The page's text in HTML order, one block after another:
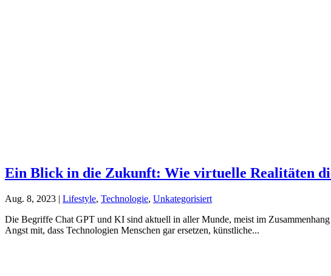
Ein Blick in die Zukunft: Wie virtuelle Realitäten
Aug. 8, 2023 | Lifestyle, Technologie, Unkategorisiert
Die Begriffe Chat GPT und KI sind aktuell in aller Munde, meist im
Angst mit, dass Technologien Menschen gar ersetzen, künstliche...